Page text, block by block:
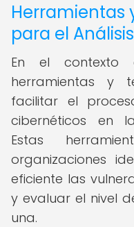
Herramientas
para el
En el contexto
herramientas y
facilitar el
cibernéticos en
Estas
organizaciones
eficiente las
y evaluar el nivel
una.